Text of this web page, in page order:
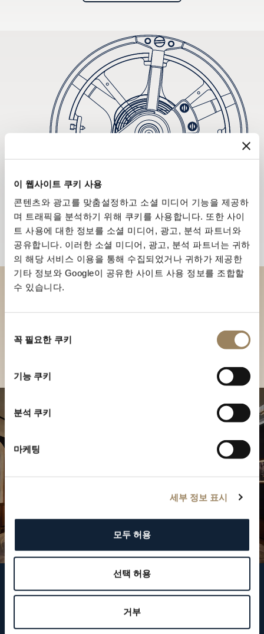
이 웹사이트 쿠키 사용
콘텐츠와 광고를 맞춤설정하고 소셜 미디어 기능을 제공하
며 트래픽을 분석하기 위해 쿠키를 사용합니다. 또한 사이
트 사용에 대한 정보를 소셜 미디어, 광고, 분석 파트너와
공유합니다. 이러한 소셜 미디어, 광고, 분석 파트너는 귀하
의 해당 서비스 이용을 통해 수집되었거나 귀하가 제공한
기타 정보와 Google이 공유한 사이트 사용 정보를 조합할
수 있습니다.
꼭 필요한 쿠키
기능 쿠키
분석 쿠키
마케팅
세부 정보 표시
모두 허용
선택 허용
거부
브레게 팔로우하기